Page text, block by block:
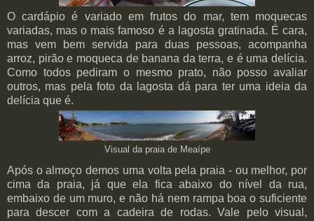
O cardápio é variado em frutos do mar, tem moquecas
variadas, mas o mais famoso é a lagosta gratinada. É cara,
mas vem bem servida para duas pessoas, acompanha
arroz, pirão e moqueca de banana da terra, e é uma delícia.
Como todos pediram o mesmo prato, não posso avaliar
outros, mas pela foto da lagosta dá para ter uma ideia da
delícia que é.
Visual da praia de Meaípe
Após o almoço demos uma volta pela praia - ou melhor, por
cima da praia, já que ela fica abaixo do nível da rua,
embaixo de um muro, e não há nem rampa boa o suficiente
para descer com a cadeira de rodas. Vale pelo visual,